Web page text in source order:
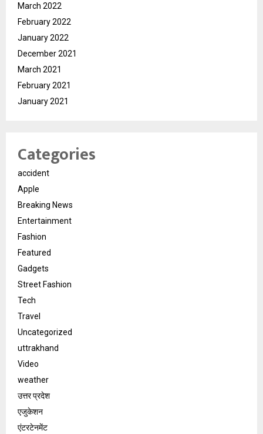
March 2022
February 2022
January 2022
December 2021
March 2021
February 2021
January 2021
Categories
accident
Apple
Breaking News
Entertainment
Fashion
Featured
Gadgets
Street Fashion
Tech
Travel
Uncategorized
uttrakhand
Video
weather
उत्तर प्रदेश
एजुकेशन
एंटरटेनमेंट